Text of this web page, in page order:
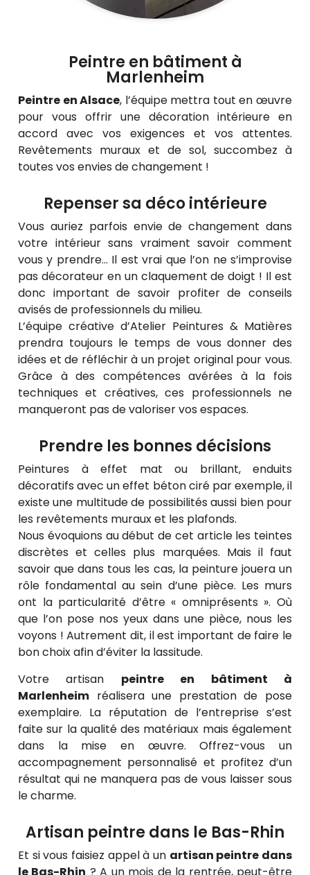
Peintre en bâtiment à
Marlenheim
Peintre en Alsace, l’équipe mettra tout en œuvre
pour vous offrir une décoration intérieure en
accord avec vos exigences et vos attentes.
Revêtements muraux et de sol, succombez à
toutes vos envies de changement !
Repenser sa déco intérieure
Vous auriez parfois envie de changement dans
votre intérieur sans vraiment savoir comment
vous y prendre… Il est vrai que l’on ne s’improvise
pas décorateur en un claquement de doigt ! Il est
donc important de savoir profiter de conseils
avisés de professionnels du milieu.
L’équipe créative d’Atelier Peintures & Matières
prendra toujours le temps de vous donner des
idées et de réfléchir à un projet original pour vous.
Grâce à des compétences avérées à la fois
techniques et créatives, ces professionnels ne
manqueront pas de valoriser vos espaces.
Prendre les bonnes décisions
Peintures à effet mat ou brillant, enduits
décoratifs avec un effet béton ciré par exemple, il
existe une multitude de possibilités aussi bien pour
les revêtements muraux et les plafonds.
Nous évoquions au début de cet article les teintes
discrètes et celles plus marquées. Mais il faut
savoir que dans tous les cas, la peinture jouera un
rôle fondamental au sein d’une pièce. Les murs
ont la particularité d’être « omniprésents ». Où
que l’on pose nos yeux dans une pièce, nous les
voyons ! Autrement dit, il est important de faire le
bon choix afin d’éviter la lassitude.
Votre artisan peintre en bâtiment à
Marlenheim réalisera une prestation de pose
exemplaire. La réputation de l’entreprise s’est
faite sur la qualité des matériaux mais également
dans la mise en œuvre. Offrez-vous un
accompagnement personnalisé et profitez d’un
résultat qui ne manquera pas de vous laisser sous
le charme.
Artisan peintre dans le Bas-Rhin
Et si vous faisiez appel à un artisan peintre dans
le Bas-Rhin ? A un mois de la rentrée, peut-être